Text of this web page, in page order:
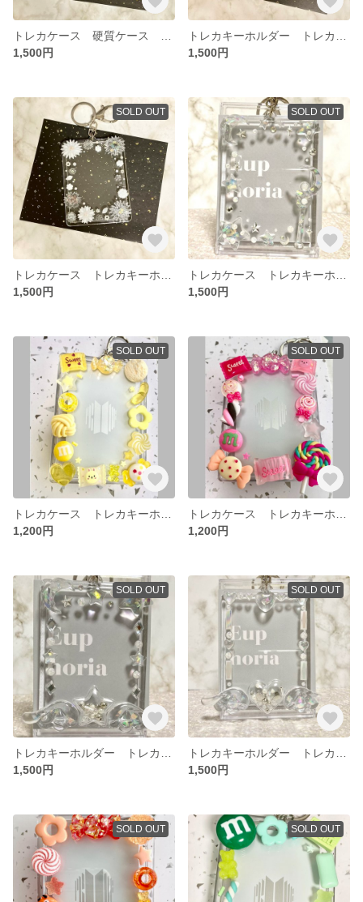
1,500円
1,500円
SOLD OUT
1,500円
SOLD OUT
1,500円
SOLD OUT
1,200円
SOLD OUT
1,200円
SOLD OUT
1,500円
SOLD OUT
1,500円
SOLD OUT SOLD OUT